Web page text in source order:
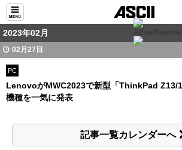
2023年02月
02月27日
PC
LenovoがMWC2023で新型「ThinkPad Z13/
機種を一気に発表
記事一覧カレンダーへ